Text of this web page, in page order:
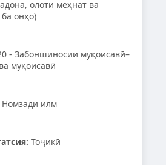
олоти меҳнат ва
онҳо)
- Забоншиносии муқоисавӣ–
муқоисавӣ
Номзади илм
Тоҷикӣ